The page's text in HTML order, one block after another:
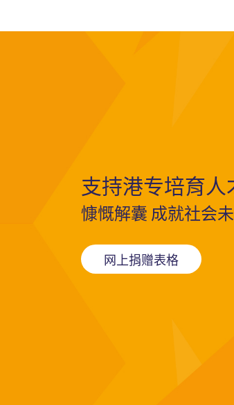
支持港专培育人
慷慨解囊 成就社会
网上捐赠表格